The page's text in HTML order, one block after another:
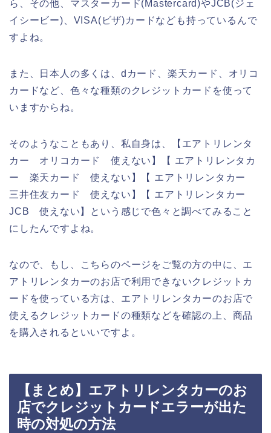
ら、その他、マスターカード(Mastercard)やJCB(ジェ
イシービー)、VISA(ビザ)カードなども持っているんで
すよね。
また、日本人の多くは、dカード、楽天カード、オリコ
カードなど、色々な種類のクレジットカードを使って
いますからね。
そのようなこともあり、私自身は、【エアトリレンタ
カー オリコカード 使えない】【 エアトリレンタカ
ー 楽天カード 使えない】【 エアトリレンタカー
三井住友カード 使えない】【 エアトリレンタカー
JCB 使えない】という感じで色々と調べてみること
にしたんですよね。
なので、もし、こちらのページをご覧の方の中に、エ
アトリレンタカーのお店で利用できないクレジットカ
ードを使っている方は、エアトリレンタカーのお店で
使えるクレジットカードの種類などを確認の上、商品
を購入されるといいですよ。
【まとめ】エアトリレンタカーのお
店でクレジットカードエラーが出た
時の対処の方法